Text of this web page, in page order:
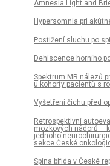
Amnesia Light and
Hypersomnia pri
Postižení sluchu po
Dehiscence horního
Spektrum MR nálezů
u kohorty pa­cientů s
Vyšetření čichu před
Retrospektivní
mozkových nádorů –
jednoho
sekce České
Spina bifida v České